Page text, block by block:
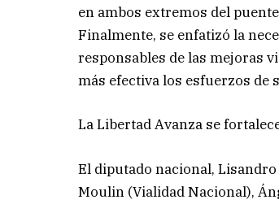
en ambos extremos del
Finalmente, se enfatizó la
responsables de las mejoras
más efectiva los esfuerzos de
La Libertad Avanza se
El diputado nacional,
Moulin (Vialidad Nacional),